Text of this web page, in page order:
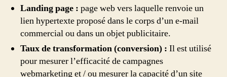
Landing page : page web vers laquelle renvoie un
lien hypertexte proposé dans le corps d’un e-mail
commercial ou dans un objet publicitaire.
Taux de transformation (conversion) : Il est utilisé
pour mesurer l’efficacité de campagnes
webmarketing et / ou mesurer la capacité d’un site